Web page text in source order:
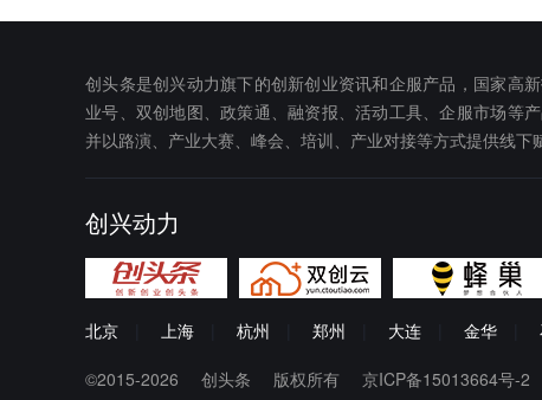
创头条是创兴动力旗下的创新创业资讯和企服产品，国家高
业号、双创地图、政策通、融资报、活动工具、企服市场等
并以路演、产业大赛、峰会、培训、产业对接等方式提供线下
创兴动力
北京 上海 杭州 郑州 大连 金华
©2015-2026 创头条 版权所有 京ICP备15013664号-2